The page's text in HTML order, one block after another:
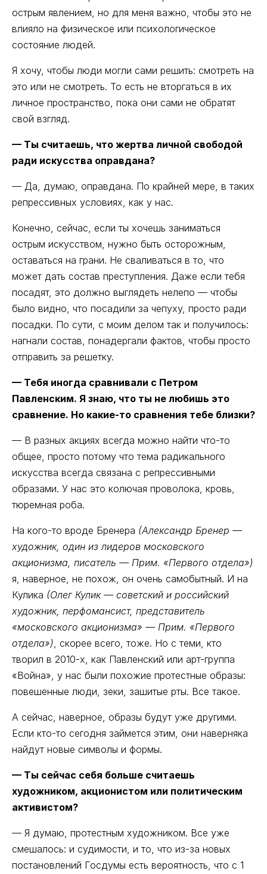
острым явлением, но для меня важно, чтобы это не
влияло на физическое или психологическое
состояние людей.
Я хочу, чтобы люди могли сами решить: смотреть на
это или не смотреть. То есть не вторгаться в их
личное пространство, пока они сами не обратят
свой взгляд.
— Ты считаешь, что жертва личной свободой
ради искусства оправдана?
— Да, думаю, оправдана. По крайней мере, в таких
репрессивных условиях, как у нас.
Конечно, сейчас, если ты хочешь заниматься
острым искусством, нужно быть осторожным,
оставаться на грани. Не сваливаться в то, что
может дать состав преступления. Даже если тебя
посадят, это должно выглядеть нелепо — чтобы
было видно, что посадили за чепуху, просто ради
посадки. По сути, с моим делом так и получилось:
нагнали состав, понадергали фактов, чтобы просто
отправить за решетку.
— Тебя иногда сравнивали с Петром
Павленским. Я знаю, что ты не любишь это
сравнение. Но какие-то сравнения тебе близки?
— В разных акциях всегда можно найти что-то
общее, просто потому что тема радикального
искусства всегда связана с репрессивными
образами. У нас это колючая проволока, кровь,
тюремная роба.
На кого-то вроде Бренера (Александр Бренер —
художник, один из лидеров московского
акционизма, писатель — Прим. «Первого отдела»)
я, наверное, не похож, он очень самобытный. И на
Кулика (Олег Кулик — советский и российский
художник, перфомансист, представитель
«московского акционизма» — Прим. «Первого
отдела»), скорее всего, тоже. Но с теми, кто
творил в 2010-х, как Павленский или арт-группа
«Война», у нас были похожие протестные образы:
повешенные люди, зеки, зашитые рты. Все такое.
А сейчас, наверное, образы будут уже другими.
Если кто-то сегодня займется этим, они наверняка
найдут новые символы и формы.
— Ты сейчас себя больше считаешь
художником, акционистом или политическим
активистом?
— Я думаю, протестным художником. Все уже
смешалось: и судимости, и то, что из-за новых
постановлений Госдумы есть вероятность, что с 1